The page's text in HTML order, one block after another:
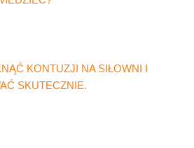
KONTUZJI NA SIŁOWNI I
SKUTECZNIE.